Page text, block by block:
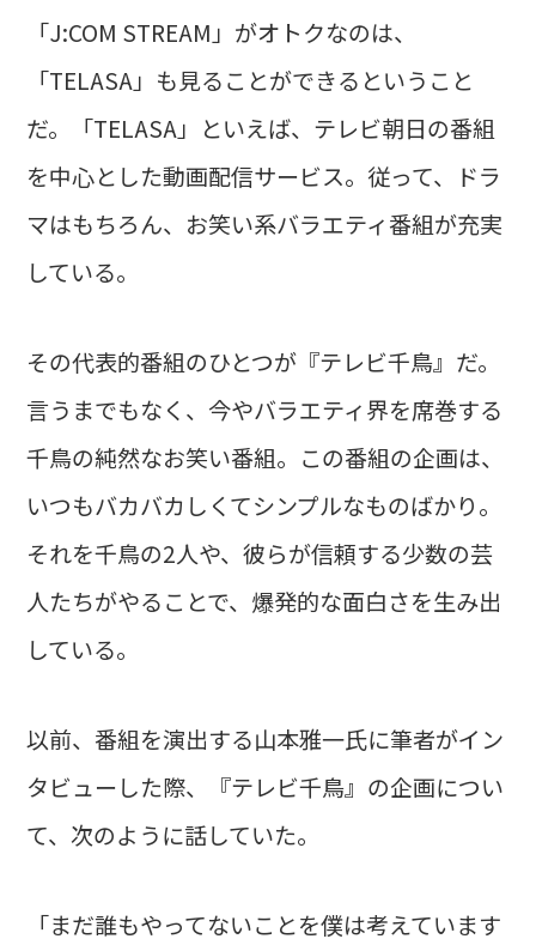
「J:COM STREAM」がオトクなのは、
「TELASA」も見ることができるということ
だ。「TELASA」といえば、テレビ朝日の番組
を中心とした動画配信サービス。従って、ドラ
マはもちろん、お笑い系バラエティ番組が充実
している。
その代表的番組のひとつが『テレビ千鳥』だ。
言うまでもなく、今やバラエティ界を席巻する
千鳥の純然なお笑い番組。この番組の企画は、
いつもバカバカしくてシンプルなものばかり。
それを千鳥の2人や、彼らが信頼する少数の芸
人たちがやることで、爆発的な面白さを生み出
している。
以前、番組を演出する山本雅一氏に筆者がイン
タビューした際、『テレビ千鳥』の企画につい
て、次のように話していた。
「まだ誰もやってないことを僕は考えています